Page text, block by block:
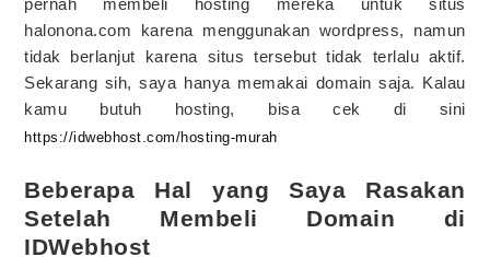
pernah membeli hosting mereka untuk situs
halonona.com karena menggunakan wordpress, namun
tidak berlanjut karena situs tersebut tidak terlalu aktif.
Sekarang sih, saya hanya memakai domain saja. Kalau
kamu butuh hosting, bisa cek di sini
https://idwebhost.com/hosting-murah
Beberapa Hal yang Saya Rasakan
Setelah Membeli Domain di
IDWebhost